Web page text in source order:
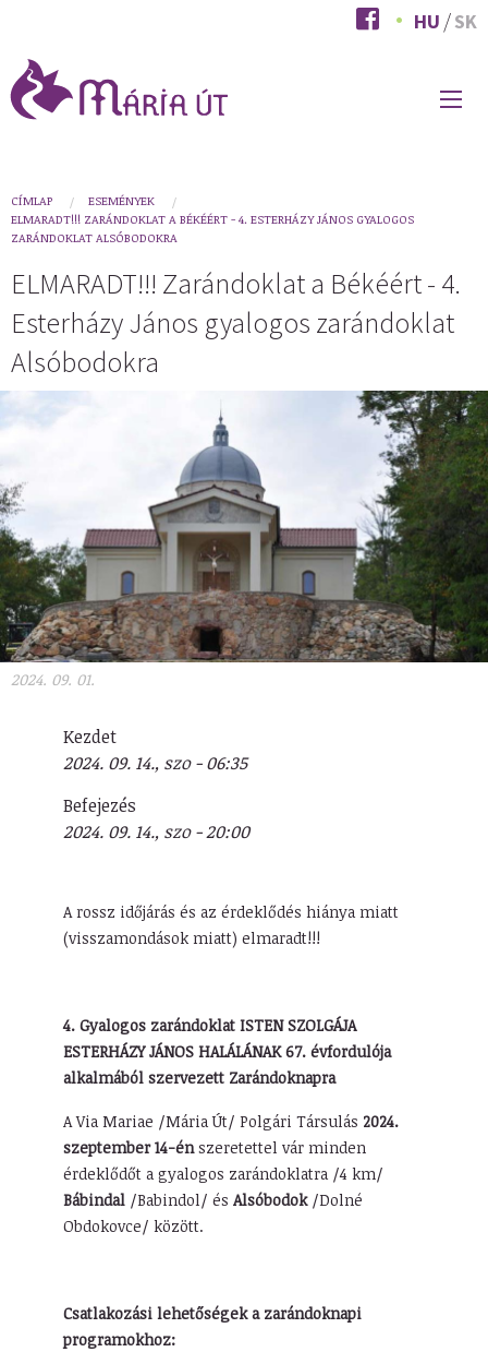
tartalomra
HU SK
You
are
CÍMLAP
ESEMÉNYEK
ELMARADT!!! ZARÁNDOKLAT A BÉKÉÉRT - 4. ESTERHÁZY JÁNOS GYALOGOS
ZARÁNDOKLAT ALSÓBODOKRA
ELMARADT!!! Zarándoklat a Békéért - 4.
Esterházy János gyalogos zarándoklat
Alsóbodokra
2024. 09. 01.
Kezdet
2024. 09. 14., szo - 06:35
Befejezés
2024. 09. 14., szo - 20:00
A rossz időjárás és az érdeklődés hiánya miatt
(visszamondások miatt) elmaradt!!!
4. Gyalogos zarándoklat ISTEN SZOLGÁJA
ESTERHÁZY JÁNOS HALÁLÁNAK 67. évfordulója
alkalmából szervezett Zarándoknapra
A Via Mariae /Mária Út/ Polgári Társulás 2024.
szeptember 14-énszeretettel vár minden
érdeklődőt a gyalogos zarándoklatra /4 km/
Bábindal /Babindol/ és Alsóbodok /Dolné
Obdokovce/ között.
Csatlakozási lehetőségek a zarándoknapi
programokhoz: